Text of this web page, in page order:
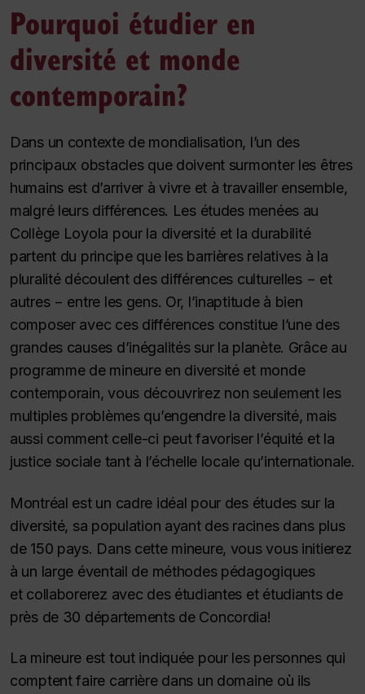
Pourquoi étudier en
diversité et monde
contemporain?
Dans un contexte de mondialisation, l’un des
principaux obstacles que doivent surmonter les êtres
humains est d’arriver à vivre et à travailler ensemble,
malgré leurs différences. Les études menées au
Collège Loyola pour la diversité et la durabilité
partent du principe que les barrières relatives à la
pluralité découlent des différences culturelles − et
autres − entre les gens. Or, l’inaptitude à bien
composer avec ces différences constitue l’une des
grandes causes d’inégalités sur la planète. Grâce au
programme de mineure en diversité et monde
contemporain, vous découvrirez non seulement les
multiples problèmes qu’engendre la diversité, mais
aussi comment celle-ci peut favoriser l’équité et la
justice sociale tant à l’échelle locale qu’internationale.
Montréal est un cadre idéal pour des études sur la
diversité, sa population ayant des racines dans plus
de 150 pays. Dans cette mineure, vous vous initierez
à un large éventail de méthodes pédagogiques
et collaborerez avec des étudiantes et étudiants de
près de 30 départements de Concordia!
La mineure est tout indiquée pour les personnes qui
comptent faire carrière dans un domaine où ils